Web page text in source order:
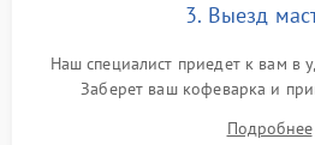
3. Выезд
Наш специалист приедет к вам в
Заберет ваш кофеварка и
Подробнее